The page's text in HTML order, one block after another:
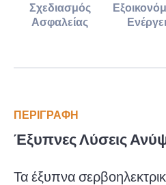
Σχεδιασμός
Ασφαλείας
ΠΕΡΙΓΡΑΦΗ
Έξυπνες Λύσεις
Τα έξυπνα